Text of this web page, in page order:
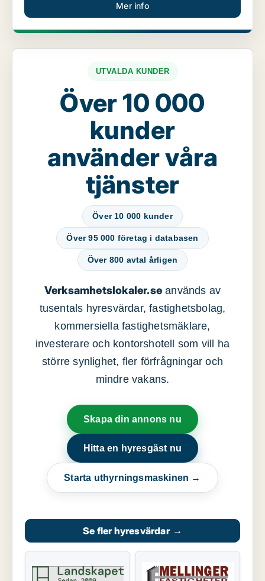
Mer info
UTVALDA KUNDER
Över 10 000
kunder
använder våra
tjänster
Över 10 000 kunder
Över 95 000 företag i databasen
Över 800 avtal årligen
Verksamhetslokaler.se används av
tusentals hyresvärdar, fastighetsbolag,
kommersiella fastighetsmäklare,
investerare och kontorshotell som vill ha
större synlighet, fler förfrågningar och
mindre vakans.
Skapa din annons nu
Hitta en hyresgäst nu
Starta uthyrningsmaskinen →
Se fler hyresvärdar →